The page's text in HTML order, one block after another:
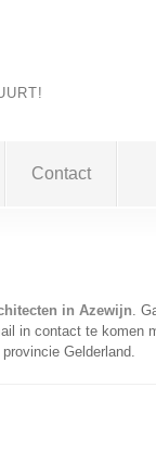
Contact
in Azewijn.
in contact te komen
Gelderland.